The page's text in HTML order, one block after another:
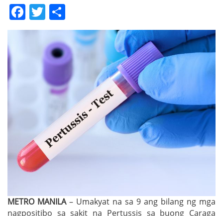
Facebook
Twitter
METRO MANILA– Umakyat na sa 9 ang bilang ng mga
nagpositibo sa sakit na Pertussis sa buong Caraga